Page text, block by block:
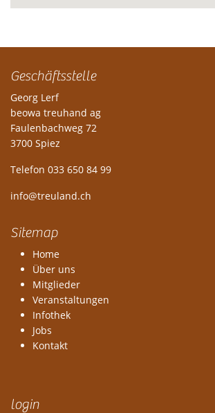
Geschäftsstelle
Georg Lerf
beowa treuhand ag
Faulenbachweg 72
3700 Spiez
Telefon 033 650 84 99
info@treuland.ch
Sitemap
Home
Über uns
Mitglieder
Veranstaltungen
Infothek
Jobs
Kontakt
login